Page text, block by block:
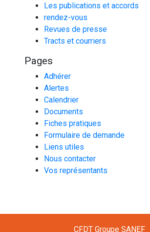
Les publications et accords
rendez-vous
Revues de presse
Tracts et courriers
Pages
Adhérer
Alertes
Calendrier
Documents
Fiches pratiques
Formulaire de demande
Liens utiles
Nous contacter
Vos représentants
CFDT Groupe SANEF